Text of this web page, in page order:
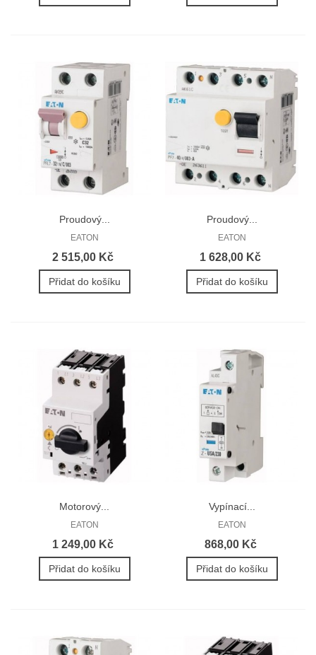
Proudový...
EATON
2 515,00 Kč
Přidat do košíku
Proudový...
EATON
1 628,00 Kč
Přidat do košíku
Motorový...
EATON
1 249,00 Kč
Přidat do košíku
Vypínací...
EATON
868,00 Kč
Přidat do košíku